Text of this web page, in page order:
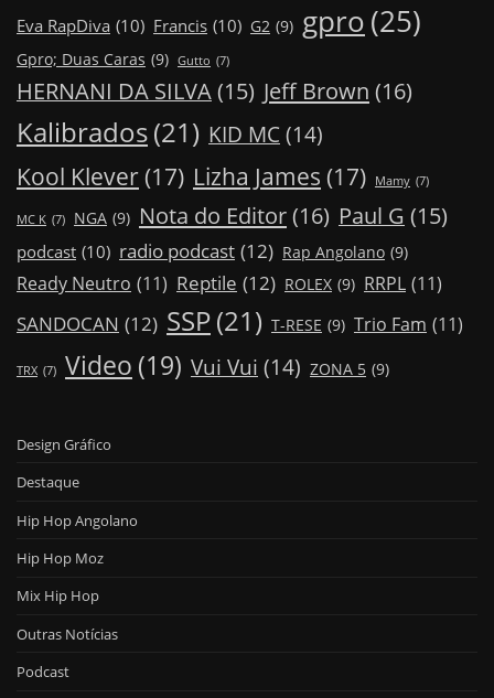
Eva RapDiva (10) Francis (10) G2 (9) gpro(25)
Gpro; Duas Caras (9) Gutto (7)
HERNANI DA SILVA(15) Jeff Brown (16)
Kalibrados(21) KID MC (14)
Kool Klever (17) Lizha James (17) Mamy (7)
MC K (7) NGA (9) Nota do Editor(16) Paul G (15)
podcast (10) radio podcast (12) Rap Angolano (9)
Ready Neutro (11) Reptile (12) ROLEX (9) RRPL (11)
SANDOCAN (12) SSP(21) T-RESE (9) Trio Fam (11)
TRX (7) Video (19) Vui Vui (14) ZONA 5 (9)
Design Gráfico
Destaque
Hip Hop Angolano
Hip Hop Moz
Mix Hip Hop
Outras Notícias
Podcast